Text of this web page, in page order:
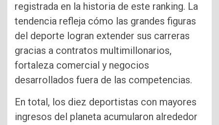
registrada en la historia de este ranking. La
tendencia refleja cómo las grandes figuras
del deporte logran extender sus carreras
gracias a contratos multimillonarios,
fortaleza comercial y negocios
desarrollados fuera de las competencias.
En total, los diez deportistas con mayores
ingresos del planeta acumularon alrededor